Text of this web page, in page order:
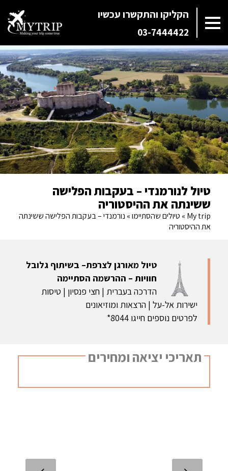
הקליקו והתקשרו עכשיו
03-7444422
טיול לנורמנדי – בעקבות הפלישה
ששינתה את ההיסטוריה
My trip
» טיולים שהסתיימו» נורמנדי – בעקבות הפלישה ששינתה
את ההיסטוריה
טיול מאורגן לצרפת– בשיתוף גלובל
חוויות – ההרשמה הסתיימה
הדרכה בעברית | חצי פנסיון | טיסות
ישירות אל-על | הרצאות ומוזיאונים
לפרטים נוספים חייגו 8044*
תאריכי יציאה ומחירים